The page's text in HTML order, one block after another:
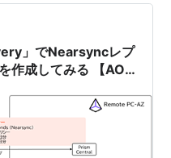
の動作確認 1.今回の環境
」でNearsyncレプ
作成してみる 【AOS